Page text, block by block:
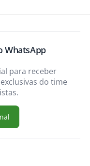
WhatsApp
para receber
do time